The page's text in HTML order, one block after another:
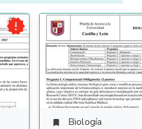

 Biología